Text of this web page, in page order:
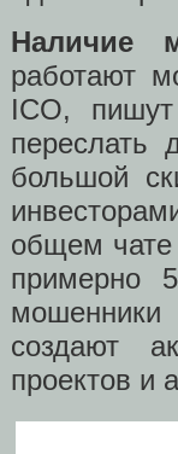
Наличие
работают
ICO,
переслать
большой
общем чате
примерно
создают
проектов и